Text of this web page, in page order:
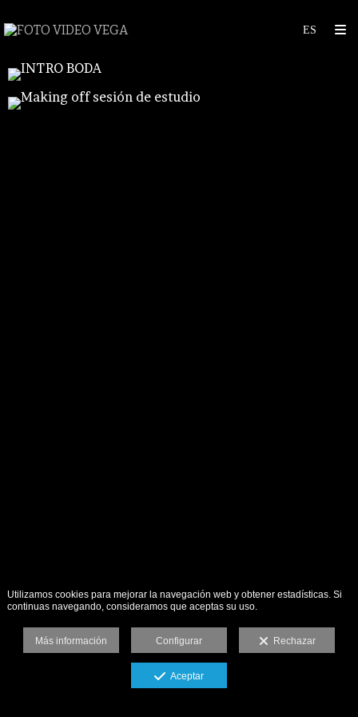
Utilizamos cookies para mejorar la navegación web y obtener estadísticas. Si
continuas navegando, consideramos que aceptas su uso.
Más información Configurar Rechazar
Aceptar